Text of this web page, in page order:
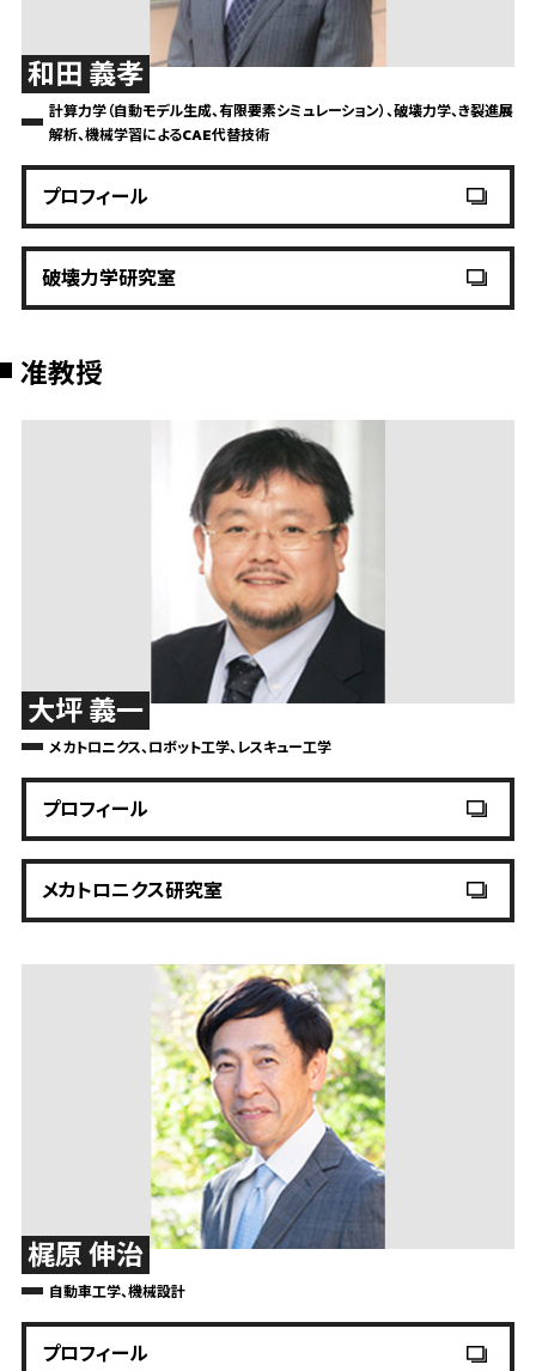
和田 義孝
計算力学（自動モデル生成、有限要素シミュレーション）、破壊力学、き裂進展
解析、機械学習によるCAE代替技術
プロフィール
破壊力学研究室
准教授
大坪 義一
メカトロニクス、ロボット工学、レスキュー工学
プロフィール
メカトロニクス研究室
梶原 伸治
自動車工学、機械設計
プロフィール